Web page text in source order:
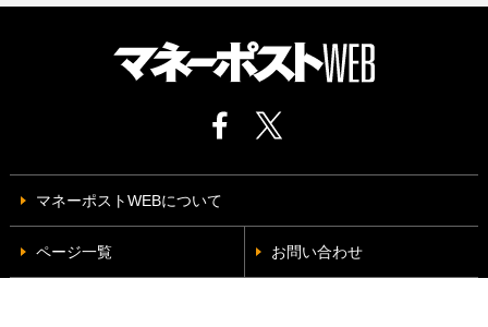
マネーポストWEBについて
ページ一覧 お問い合わせ